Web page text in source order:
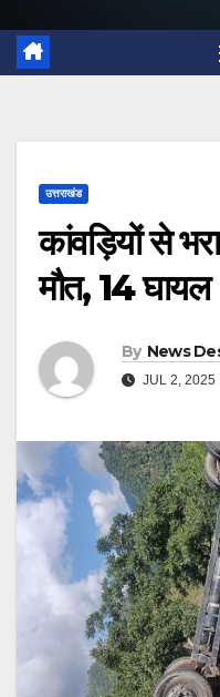
उत्तराखंड
कांवड़ियों से
मौत, 14 घायल
By News
JUL 2, 2025